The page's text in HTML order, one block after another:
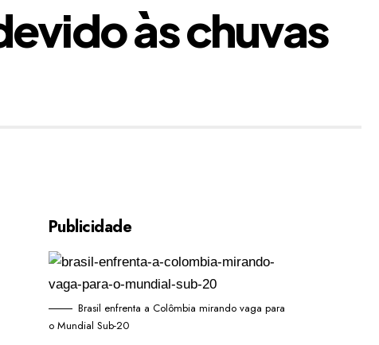
às chuvas
Publicidade
Brasil enfrenta a Colômbia mirando vaga para
o Mundial Sub-20